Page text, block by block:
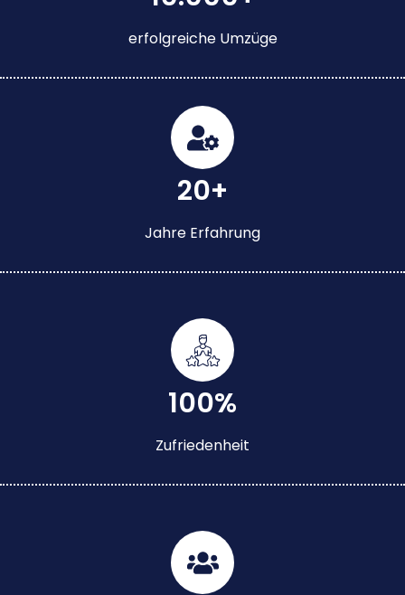
erfolgreiche Umzüge
20+
Jahre Erfahrung
100%
Zufriedenheit